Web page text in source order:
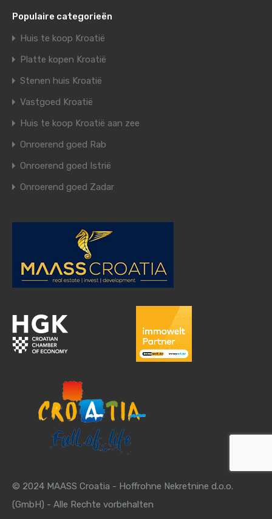
Populaire categorieën
Huis te koop Kroatië
Platte kopen Kroatië
Stenen huis Kroatië
Vastgoed Kroatië
Huis te koop Kroatië aan zee
Onroerend goed Rab
Onroerend goed Istrië
Onroerend goed Zadar
© 2024 MAASS Croatia - Hoffrohne Nekretnine d.o.o.
(GmbH) - Alle Rechte vorbehalten